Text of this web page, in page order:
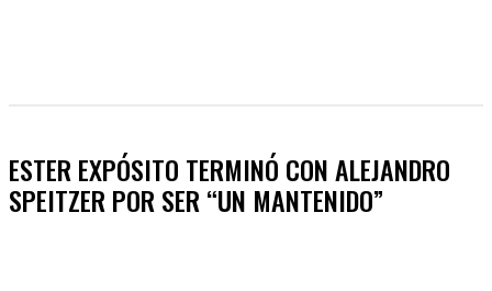
ESTER EXPÓSITO TERMINÓ CON ALEJANDRO
SPEITZER POR SER “UN MANTENIDO”